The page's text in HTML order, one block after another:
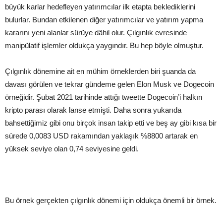
büyük karlar hedefleyen yatırımcılar ilk etapta beklediklerini
bulurlar. Bundan etkilenen diğer yatırımcılar ve yatırım yapma
kararını yeni alanlar sürüye dâhil olur. Çılgınlık evresinde
manipülatif işlemler oldukça yaygındır. Bu hep böyle olmuştur.
Çılgınlık dönemine ait en mühim örneklerden biri şuanda da
davası görülen ve tekrar gündeme gelen Elon Musk ve Dogecoin
örneğidir. Şubat 2021 tarihinde attığı tweette Dogecoin’i halkın
kripto parası olarak lanse etmişti. Daha sonra yukarıda
bahsettiğimiz gibi onu birçok insan takip etti ve beş ay gibi kısa bir
sürede 0,0083 USD rakamından yaklaşık %8800 artarak en
yüksek seviye olan 0,74 seviyesine geldi.
Bu örnek gerçekten çılgınlık dönemi için oldukça önemli bir örnek.